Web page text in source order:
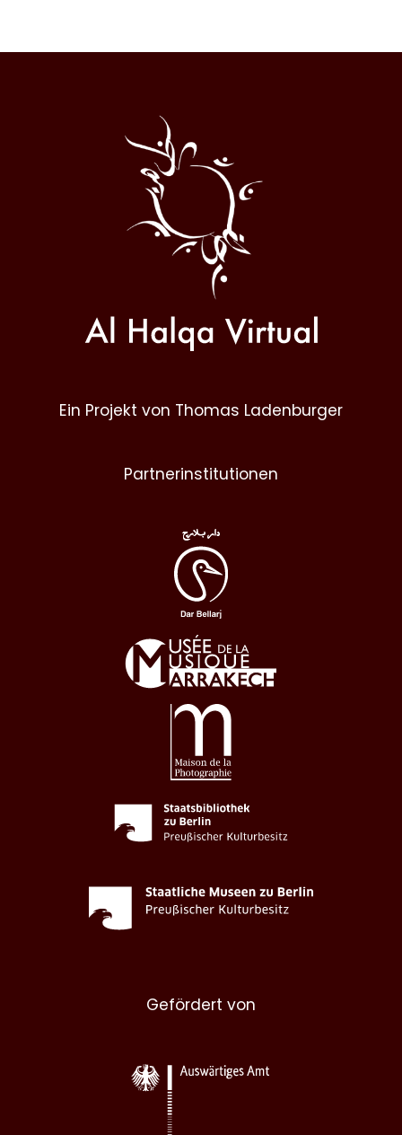
Halqa
Ein Projekt von Thomas Ladenburger
Partnerinstitutionen
Gefördert von